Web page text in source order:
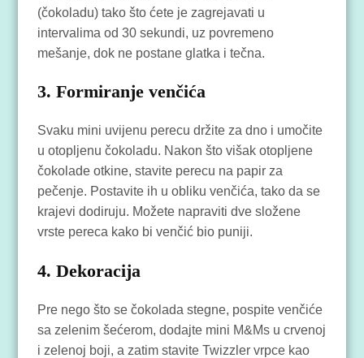
(čokoladu) tako što ćete je zagrejavati u
intervalima od 30 sekundi, uz povremeno
mešanje, dok ne postane glatka i tečna.
3. Formiranje venčića
Svaku mini uvijenu perecu držite za dno i umočite
u otopljenu čokoladu. Nakon što višak otopljene
čokolade otkine, stavite perecu na papir za
pečenje. Postavite ih u obliku venčića, tako da se
krajevi dodiruju. Možete napraviti dve složene
vrste pereca kako bi venčić bio puniji.
4. Dekoracija
Pre nego što se čokolada stegne, pospite venčiće
sa zelenim šećerom, dodajte mini M&Ms u crvenoj
i zelenoj boji, a zatim stavite Twizzler vrpce kao